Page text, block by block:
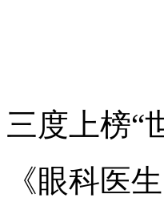
三度上榜“
《眼科医